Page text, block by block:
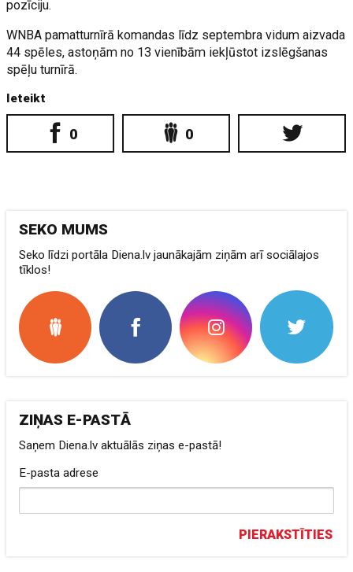
pozīciju.
WNBA pamatturnīrā komandas līdz septembra vidum aizvada
44 spēles, astoņām no 13 vienībām iekļūstot izslēgšanas
spēļu turnīrā.
Ieteikt
0 0
SEKO MUMS
Seko līdzi portāla Diena.lv jaunākajām ziņām arī sociālajos
tīklos!
ZIŅAS E-PASTĀ
Saņem Diena.lv aktuālās ziņas e-pastā!
E-pasta adrese
PIERAKSTĪTIES